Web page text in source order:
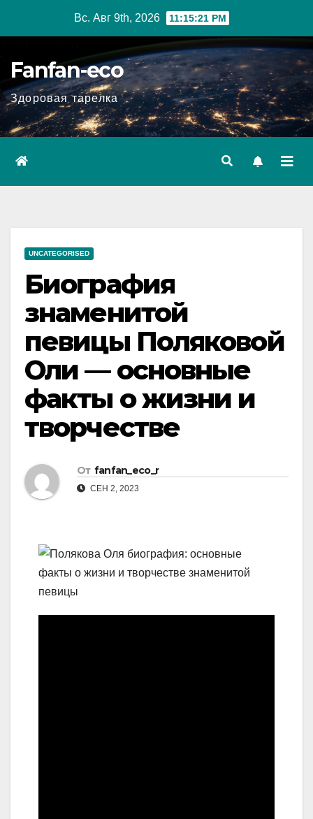
Вс. Авг 9th, 2026 11:15:22 PM
Fanfan-eco
Здоровая тарелка
UNCATEGORISED
Биография
знаменитой
певицы Поляковой
Оли — основные
факты о жизни и
творчестве
От fanfan_eco_r
СЕН 2, 2023